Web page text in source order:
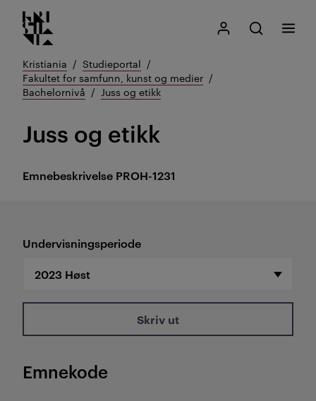
Gå
til
innhold
Kristiania logo
Mitt Kristiania
Åpne søk
Søk
Meny
Kristiania
Studieportal
Fakultet for samfunn, kunst og medier
Bachelornivå
Juss og etikk
Emnebeskrivelse PROH-1231
Juss og etikk
Undervisningsperiode
Skriv ut
Emnekode